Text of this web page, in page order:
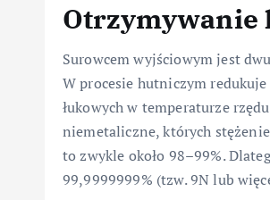
Otrzymywanie
Surowcem wyjściowym jest
W procesie hutniczym
łukowych w temperaturze
niemetaliczne, których
to zwykle około 98–99%.
99,9999999% (tzw. 9N lub